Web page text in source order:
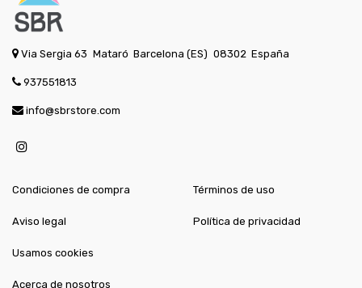
Via Sergia 63 Mataró Barcelona (ES) 08302 España
937551813
info@sbrstore.com
Condiciones de compra
Aviso legal
Términos de uso
Política de privacidad
Usamos cookies
Acerca de nosotros